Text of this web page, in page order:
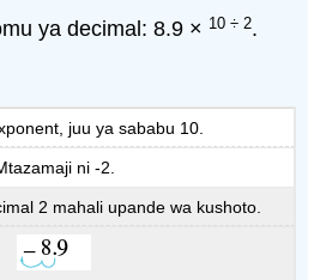
ya decimal: 8.9 × 10 ÷ 2.
juu ya sababu 10.
ni -2.
2 mahali upande wa kushoto.